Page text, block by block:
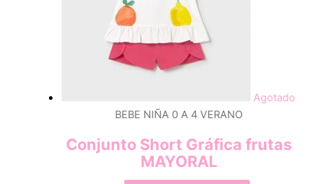
Agotado
BEBE NIÑA 0 A 4 VERANO
Conjunto Short Gráfica frutas
MAYORAL